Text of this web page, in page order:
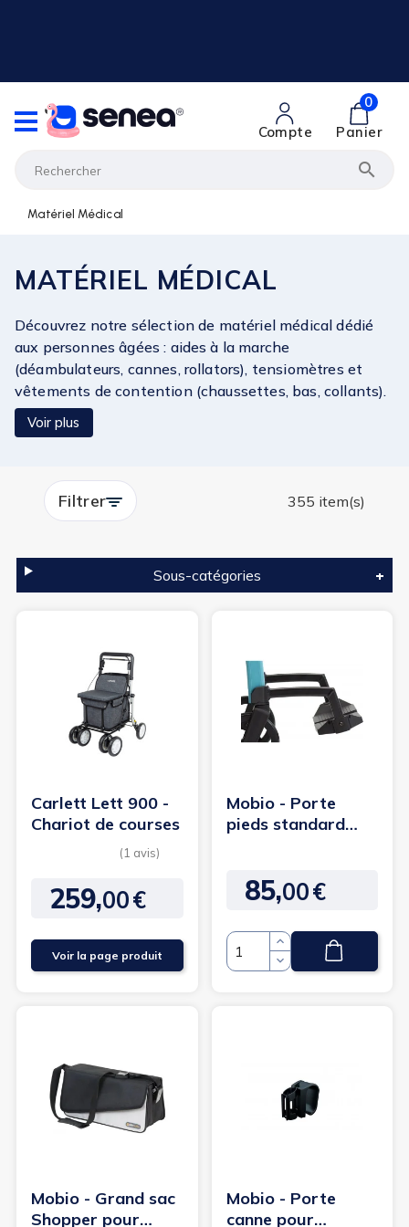

Compte
0
Panier
Matériel Médical
MATÉRIEL MÉDICAL
Découvrez notre sélection de matériel médical dédié
aux personnes âgées : aides à la marche
(déambulateurs, cannes, rollators), tensiomètres et
vêtements de contention (chaussettes, bas, collants).
Nos produits sont simples d’utilisation, sécurisés et
pris en charge par la Sécurité Sociale. Agréé par
avec des équipements fiables et remboursables.
Trouvez facilement l’équipement adapté grâce à nos
filtres pratiques.
Voir plus
Filtrer 355 item(s)
Sous-catégories
Carlett Lett 900 -
Chariot de courses
Prix
259,00€
Voir la page produit
Mobio - Porte
pieds standard
Prix
85,00€
Quantité
Mobio - Grand sac
Shopper pour
Mobio - Porte
canne pour